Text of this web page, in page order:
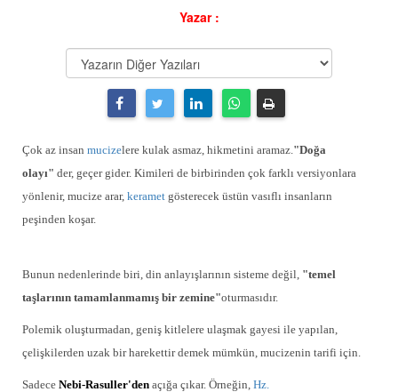
Yazar :
Çok az insan mucizelere kulak asmaz, hikmetini aramaz."Doğa
olayı" der, geçer gider. Kimileri de birbirinden çok farklı versiyonlara
yönlenir, mucize arar, keramet gösterecek üstün vasıflı insanların
peşinden koşar.
Bunun nedenlerinde biri, din anlayışlarının sisteme değil, "temel
taşlarının tamamlanmamış bir zemine"oturmasıdır.
Polemik oluşturmadan, geniş kitlelere ulaşmak gayesi ile yapılan,
çelişkilerden uzak bir harekettir demek mümkün, mucizenin tarifi için.
Sadece Nebi-Rasuller'den açığa çıkar. Örneğin, Hz.